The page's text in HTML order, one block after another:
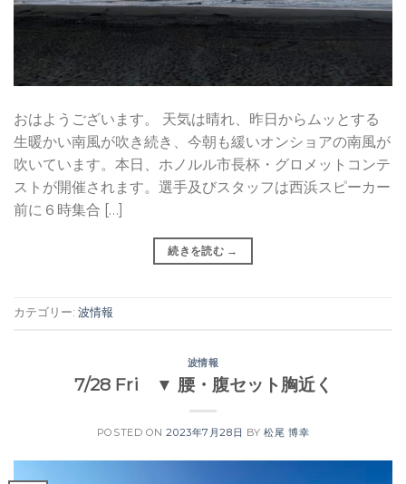
おはようございます。 天気は晴れ、昨日からムッとする
生暖かい南風が吹き続き、今朝も緩いオンショアの南風が
吹いています。本日、ホノルル市長杯・グロメットコンテ
ストが開催されます。選手及びスタッフは西浜スピーカー
前に６時集合 […]
続きを読む →
カテゴリー: 波情報
波情報
7/28 Fri ▼ 腰・腹セット胸近く
POSTED ON2023年7月28日 BY松尾 博幸